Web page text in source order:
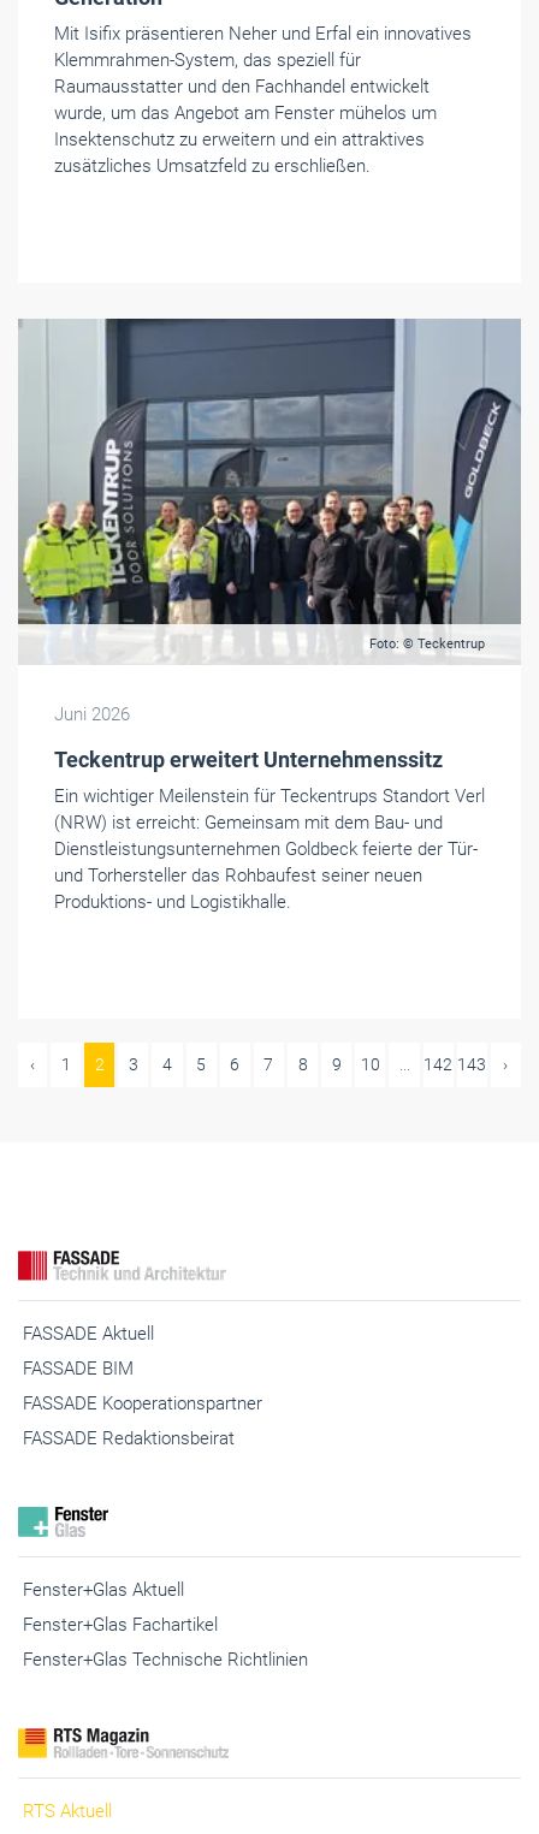
Mit Isifix präsentieren Neher und Erfal ein innovatives
Klemmrahmen-System, das speziell für
Raumausstatter und den Fachhandel entwickelt
wurde, um das Angebot am Fenster mühelos um
Insektenschutz zu erweitern und ein attraktives
zusätzliches Umsatzfeld zu erschließen.
Foto: © Teckentrup
Juni 2026
Teckentrup erweitert Unternehmenssitz
Ein wichtiger Meilenstein für Teckentrups Standort Verl
(NRW) ist erreicht: Gemeinsam mit dem Bau- und
Dienstleistungsunternehmen Goldbeck feierte der Tür-
und Torhersteller das Rohbaufest seiner neuen
Produktions- und Logistikhalle.
‹ 1 2 3 4 5 6 7 8 9 10 ... 142 143 ›
FASSADE Aktuell
FASSADE BIM
FASSADE Kooperationspartner
FASSADE Redaktionsbeirat
Fenster+Glas Aktuell
Fenster+Glas Fachartikel
Fenster+Glas Technische Richtlinien
RTS Aktuell